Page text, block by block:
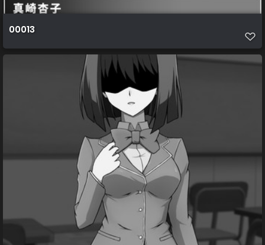
00013